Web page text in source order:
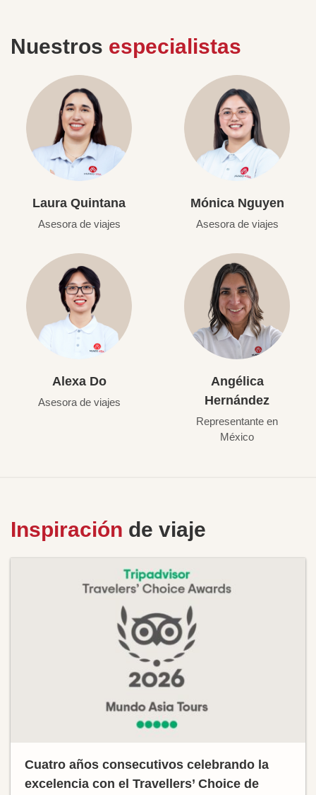
Nuestros especialistas
Laura Quintana
Asesora de viajes
Mónica Nguyen
Asesora de viajes
Alexa Do
Asesora de viajes
Angélica
Hernández
Representante en
México
Inspiración de viaje
Cuatro años consecutivos celebrando la
excelencia con el Travellers’ Choice de